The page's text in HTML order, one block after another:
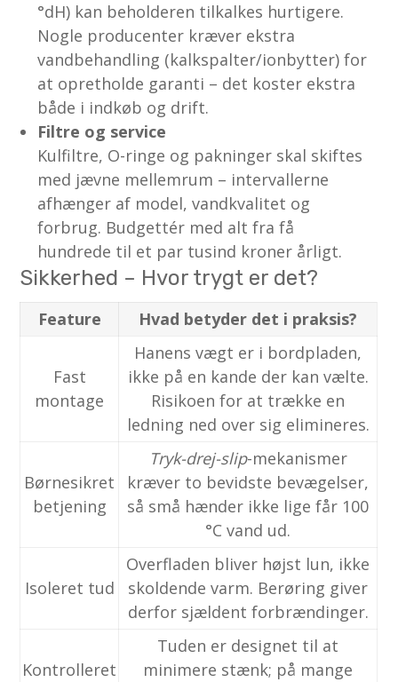
°dH) kan beholderen tilkalkes hurtigere.
Nogle producenter kræver ekstra
vandbehandling (kalkspalter/ionbytter) for
at opretholde garanti – det koster ekstra
både i indkøb og drift.
Filtre og service
Kulfiltre, O-ringe og pakninger skal skiftes
med jævne mellemrum – intervallerne
afhænger af model, vandkvalitet og
forbrug. Budgettér med alt fra få
hundrede til et par tusind kroner årligt.
Sikkerhed – Hvor trygt er det?
Feature Hvad betyder det i praksis?
Fast
montage
Hanens vægt er i bordpladen,
ikke på en kande der kan vælte.
Risikoen for at trække en
ledning ned over sig elimineres.
Børnesikret
betjening
Tryk-drej-slip-mekanismer
kræver to bevidste bevægelser,
så små hænder ikke lige får 100
°C vand ud.
Isoleret tud
Overfladen bliver højst lun, ikke
skoldende varm. Berøring giver
derfor sjældent forbrændinger.
Kontrolleret
Tuden er designet til at
minimere stænk; på mange